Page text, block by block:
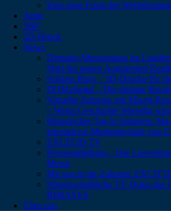
Eine neue Form der
Apps
360°
3D-Druck
News
Digitaler Museumstag im
Start der neuen Augmented-
Schloss Burg – 3D-Drucke für
DOM:digital – Die digitale
Virtuelle Zeitreise mit Mixed-
– Wenn Geschichte lebendig wird
Historischer Tag in Solingen:
interaktiver Medientechnik von
EXCIT3D TV
Pressemitteilung – Die
Messe
Mit uns in die Zukunft:
Wissenschaftliche TV-Doku
RIMASYS
Über uns